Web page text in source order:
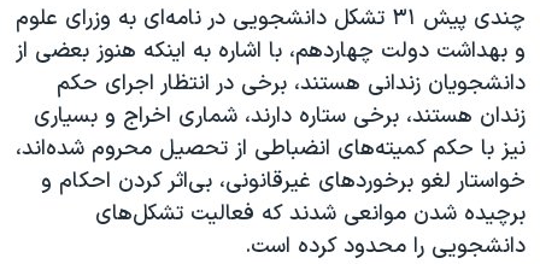
چندی پیش ۳۱ تشکل دانشجویی در نامه‌ای به وزرای علوم
و بهداشت دولت چهاردهم، با اشاره به اینکه هنوز بعضی از
دانشجویان زندانی هستند، برخی در انتظار اجرای حکم
زندان هستند، برخی ستاره دارند، شماری اخراج و بسیاری
نیز با حکم کمیته‌های انضباطی از تحصیل محروم شده‌اند،
خواستار لغو برخوردهای غیرقانونی، بی‌اثر کردن احکام و
برچیده شدن موانعی شدند که فعالیت تشکل‌های
دانشجویی را محدود کرده است.